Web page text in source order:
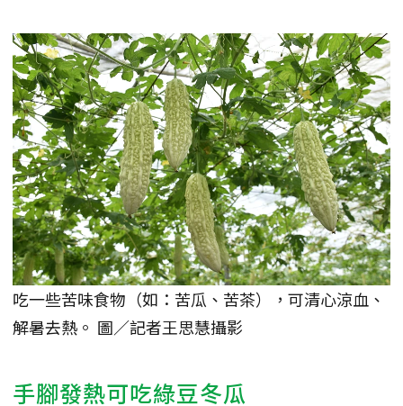
吃一些苦味食物（如：苦瓜、苦茶），可清心涼血、
解暑去熱。 圖／記者王思慧攝影
手腳發熱可吃綠豆冬瓜